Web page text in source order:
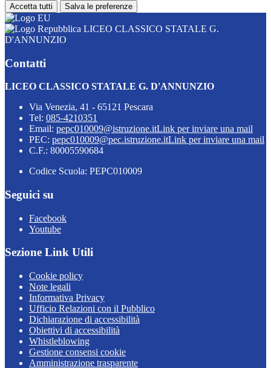
Accetta tutti Salva le preferenze
LICEO CLASSICO STATALE G.
D'ANNUNZIO
Contatti
LICEO CLASSICO STATALE G. D'ANNUNZIO
Via Venezia, 41 - 65121 Pescara
Tel: 085-4210351
Email: pepc010009@istruzione.itLink per inviare una mail
PEC: pepc010009@pec.istruzione.itLink per inviare una mail
C.F.: 80005590684
Codice Scuola: PEPC010009
Seguici su
Facebook
Youtube
Sezione Link Utili
Cookie policy
Note legali
Informativa Privacy
Ufficio Relazioni con il Pubblico
Dichiarazione di accessibilità
Obiettivi di accessibilità
Whistleblowing
Gestione consensi cookie
Amministrazione trasparente